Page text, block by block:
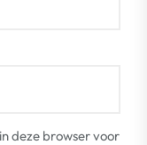
deze browser voor